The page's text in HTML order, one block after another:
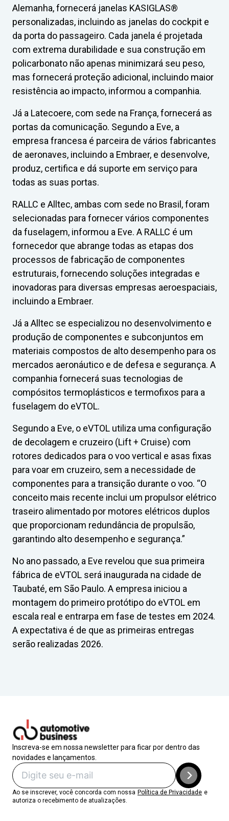
Alemanha, fornecerá janelas KASIGLAS®
personalizadas, incluindo as janelas do cockpit e
da porta do passageiro. Cada janela é projetada
com extrema durabilidade e sua construção em
policarbonato não apenas minimizará seu peso,
mas fornecerá proteção adicional, incluindo maior
resistência ao impacto, informou a companhia.
Já a Latecoere, com sede na França, fornecerá as
portas da comunicação. Segundo a Eve, a
empresa francesa é parceira de vários fabricantes
de aeronaves, incluindo a Embraer, e desenvolve,
produz, certifica e dá suporte em serviço para
todas as suas portas.
RALLC e Alltec, ambas com sede no Brasil, foram
selecionadas para fornecer vários componentes
da fuselagem, informou a Eve. A RALLC é um
fornecedor que abrange todas as etapas dos
processos de fabricação de componentes
estruturais, fornecendo soluções integradas e
inovadoras para diversas empresas aeroespaciais,
incluindo a Embraer.
Já a Alltec se especializou no desenvolvimento e
produção de componentes e subconjuntos em
materiais compostos de alto desempenho para os
mercados aeronáutico e de defesa e segurança. A
companhia fornecerá suas tecnologias de
compósitos termoplásticos e termofixos para a
fuselagem do eVTOL.
Segundo a Eve, o eVTOL utiliza uma configuração
de decolagem e cruzeiro (Lift + Cruise) com
rotores dedicados para o voo vertical e asas fixas
para voar em cruzeiro, sem a necessidade de
componentes para a transição durante o voo. “O
conceito mais recente inclui um propulsor elétrico
traseiro alimentado por motores elétricos duplos
que proporcionam redundância de propulsão,
garantindo alto desempenho e segurança.”
No ano passado, a Eve revelou que sua primeira
fábrica de eVTOL será inaugurada na cidade de
Taubaté, em São Paulo. A empresa iniciou a
montagem do primeiro protótipo do eVTOL em
escala real e entrarpa em fase de testes em 2024.
A expectativa é de que as primeiras entregas
serão realizadas 2026.
Inscreva-se em nossa newsletter para ficar por dentro das
novidades e lançamentos.
Ao se inscrever, você concorda com nossa Política de Privacidade e
autoriza o recebimento de atualizações.